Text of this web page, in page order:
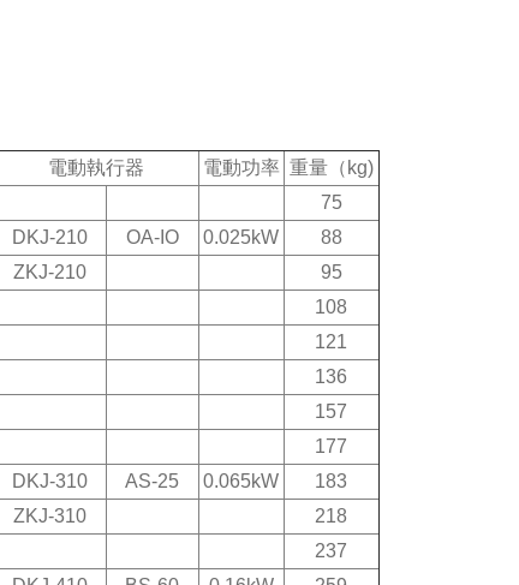
電動執行器 電動功率 重量（kg)
75
DKJ-210 OA-IO 0.025kW
88
ZKJ-210
95
108
121
136
157
177
DKJ-310 AS-25 0.065kW
183
ZKJ-310
218
237